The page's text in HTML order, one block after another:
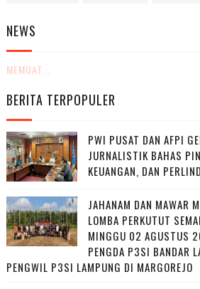
NEWS
MEMUAT...
BERITA TERPOPULER
PWI PUSAT DAN AFPI
JURNALISTIK BAHAS
KEUANGAN, DAN
JAHANAM DAN MAWAR
LOMBA PERKUTUT
MINGGU 02 AGUSTUS
PENGDA P3SI BANDAR
PENGWIL P3SI LAMPUNG DI MARGOREJO